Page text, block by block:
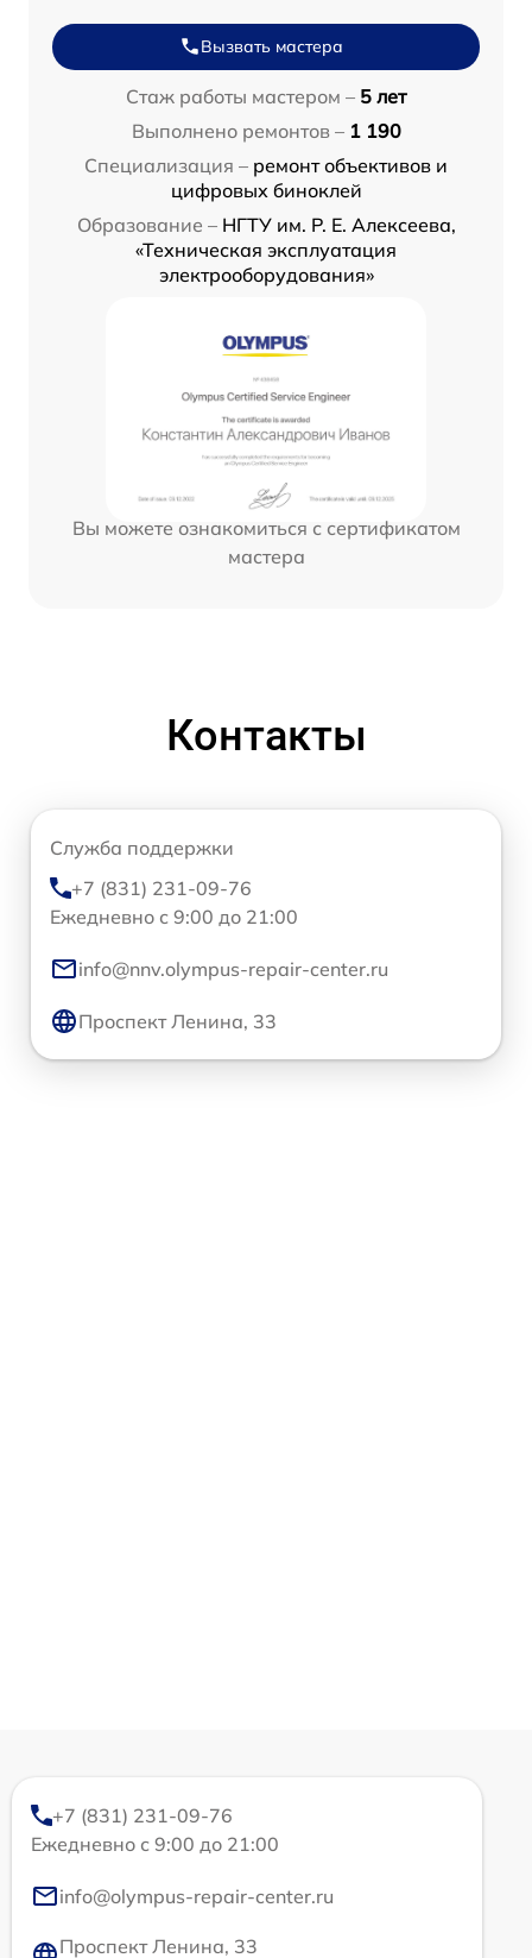
Вызвать мастера
Стаж работы мастером – 5 лет
Выполнено ремонтов – 1 190
Специализация – ремонт объективов и
цифровых биноклей
Образование – НГТУ им. Р. Е. Алексеева,
«Техническая эксплуатация
электрооборудования»
Вы можете ознакомиться с сертификатом
мастера
Контакты
Служба поддержки
+7 (831) 231-09-76
Ежедневно с 9:00 до 21:00
info@nnv.olympus-repair-center.ru
Проспект Ленина, 33
+7 (831) 231-09-76
Ежедневно с 9:00 до 21:00
info@olympus-repair-center.ru
Проспект Ленина, 33